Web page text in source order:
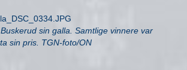
sin galla. Samtlige vinnere var
sin pris. TGN-foto/ON